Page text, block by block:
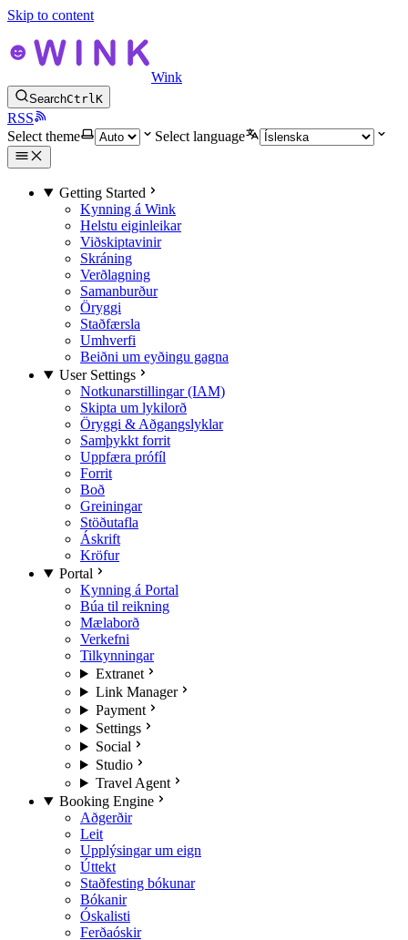
Skip to content
Wink
SearchCtrlK
RSS
Select theme
Select language
Getting Started
Kynning á Wink
Helstu eiginleikar
Viðskiptavinir
Skráning
Verðlagning
Samanburður
Öryggi
Staðfærsla
Umhverfi
Beiðni um eyðingu gagna
User Settings
Notkunarstillingar (IAM)
Skipta um lykilorð
Öryggi & Aðgangslyklar
Samþykkt forrit
Uppfæra prófíl
Forrit
Boð
Greiningar
Stöðutafla
Áskrift
Kröfur
Portal
Kynning á Portal
Búa til reikning
Mælaborð
Verkefni
Tilkynningar
Extranet
Link Manager
Payment
Settings
Social
Studio
Travel Agent
Booking Engine
Aðgerðir
Leit
Upplýsingar um eign
Úttekt
Staðfesting bókunar
Bókanir
Óskalisti
Ferðaóskir